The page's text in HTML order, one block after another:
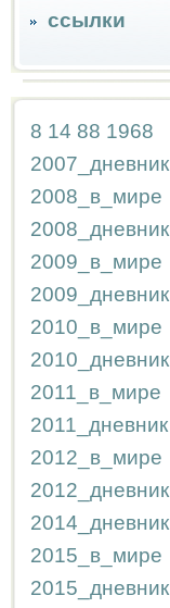
ссылки
8 14 88 1968
2007_дневник
2008_в_мире
2008_дневник
2009_в_мире
2009_дневник
2010_в_мире
2010_дневник
2011_в_мире
2011_дневник
2012_в_мире
2012_дневник
2014_дневник
2015_в_мире
2015_дневник